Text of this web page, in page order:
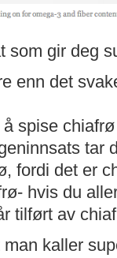
som gir deg
enn det
spise
tar
fordi det er
hvis du
tilført av
kaller